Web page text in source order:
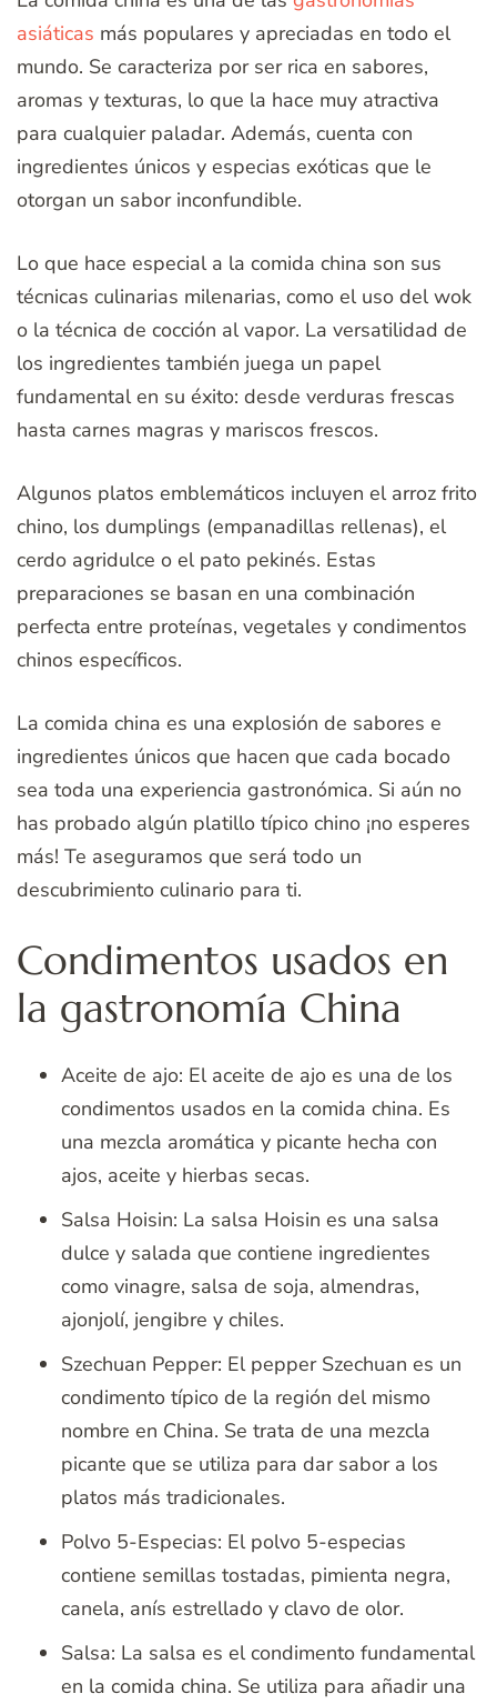
asiáticas más populares y apreciadas en todo el
mundo. Se caracteriza por ser rica en sabores,
aromas y texturas, lo que la hace muy atractiva
para cualquier paladar. Además, cuenta con
ingredientes únicos y especias exóticas que le
otorgan un sabor inconfundible.
Lo que hace especial a la comida china son sus
técnicas culinarias milenarias, como el uso del wok
o la técnica de cocción al vapor. La versatilidad de
los ingredientes también juega un papel
fundamental en su éxito: desde verduras frescas
hasta carnes magras y mariscos frescos.
Algunos platos emblemáticos incluyen el arroz frito
chino, los dumplings (empanadillas rellenas), el
cerdo agridulce o el pato pekinés. Estas
preparaciones se basan en una combinación
perfecta entre proteínas, vegetales y condimentos
chinos específicos.
La comida china es una explosión de sabores e
ingredientes únicos que hacen que cada bocado
sea toda una experiencia gastronómica. Si aún no
has probado algún platillo típico chino ¡no esperes
más! Te aseguramos que será todo un
descubrimiento culinario para ti.
Condimentos usados en
la gastronomía China
Aceite de ajo: El aceite de ajo es una de los
condimentos usados en la comida china. Es
una mezcla aromática y picante hecha con
ajos, aceite y hierbas secas.
Salsa Hoisin: La salsa Hoisin es una salsa
dulce y salada que contiene ingredientes
como vinagre, salsa de soja, almendras,
ajonjolí, jengibre y chiles.
Szechuan Pepper: El pepper Szechuan es un
condimento típico de la región del mismo
nombre en China. Se trata de una mezcla
picante que se utiliza para dar sabor a los
platos más tradicionales.
Polvo 5-Especias: El polvo 5-especias
contiene semillas tostadas, pimienta negra,
canela, anís estrellado y clavo de olor.
Salsa: La salsa es el condimento fundamental
en la comida china. Se utiliza para añadir una